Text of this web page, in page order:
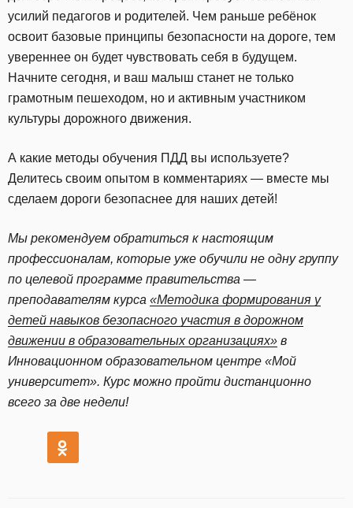
усилий педагогов и родителей. Чем раньше ребёнок
освоит базовые принципы безопасности на дороге, тем
увереннее он будет чувствовать себя в будущем.
Начните сегодня, и ваш малыш станет не только
грамотным пешеходом, но и активным участником
культуры дорожного движения.
А какие методы обучения ПДД вы используете?
Делитесь своим опытом в комментариях — вместе мы
сделаем дороги безопаснее для наших детей!
Мы рекомендуем обратиться к настоящим
профессионалам, которые уже обучили не одну группу
по целевой программе правительства —
преподавателям курса «Методика формирования у
детей навыков безопасного участия в дорожном
движении в образовательных организациях» в
Инновационном образовательном центре «Мой
университет». Курс можно пройти дистанционно
всего за две недели!